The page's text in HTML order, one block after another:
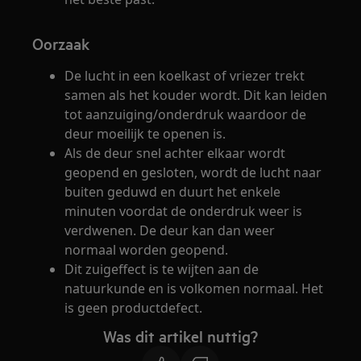
Oorzaak
De lucht in een koelkast of vriezer trekt
samen als het kouder wordt. Dit kan leiden
tot aanzuiging/onderdruk waardoor de
deur moeilijk te openen is.
Als de deur snel achter elkaar wordt
geopend en gesloten, wordt de lucht naar
buiten geduwd en duurt het enkele
minuten voordat de onderdruk weer is
verdwenen. De deur kan dan weer
normaal worden geopend.
Dit zuigeffect is te wijten aan de
natuurkunde en is volkomen normaal. Het
is geen productdefect.
Was dit artikel nuttig?